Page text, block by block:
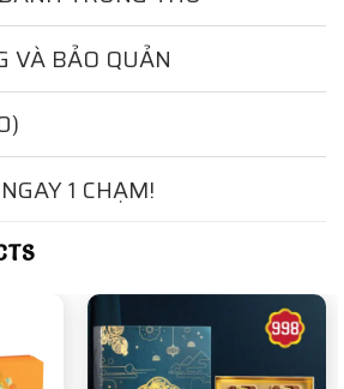
VÀ BẢO QUẢN
1 CHẠM!